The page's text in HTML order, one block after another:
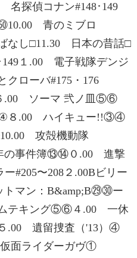
名探偵コナン#148･149
10.00 青のミブロ
し□11.30 日本の昔話□
１.00 電子戦隊デンジ
ローバ#175・176
.00 ソーマ 弐ノ皿⑤⑥
８.00 ハイキュー!!③④
攻殻機動隊
の事件簿⑬⑭０.00 進撃
#205〜208２.00Bビリー
マン：B&amp;B㉙㉚ー
テキング⑤⑥４.00 一休
.00 遺留捜査（'13）④
面ライダーガヴ①